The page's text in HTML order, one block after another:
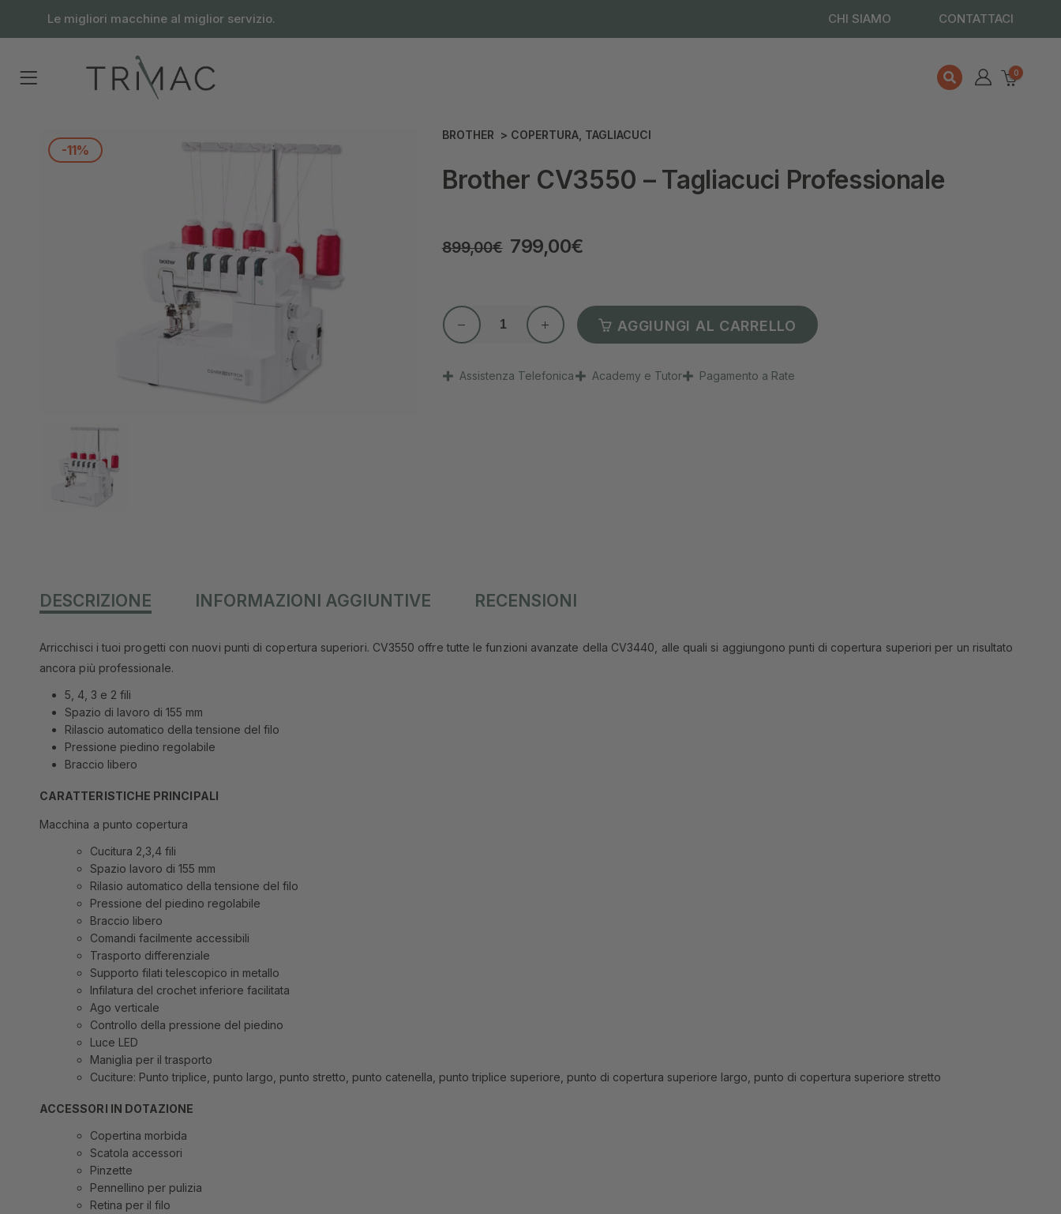
Le migliori macchine al miglior servizio. CHI SIAMO CONTATTACI
0
-11%
BROTHER > COPERTURA, TAGLIACUCI
Brother CV3550 – Tagliacuci Professionale
899,00€ 799,00€
AGGIUNGI AL CARRELLO
Assistenza Telefonica Academy e Tutor Pagamento a Rate
DESCRIZIONE INFORMAZIONI AGGIUNTIVE RECENSIONI
Arricchisci i tuoi progetti con nuovi punti di copertura superiori. CV3550 offre tutte le funzioni avanzate della CV3440, alle quali si aggiungono punti di copertura superiori per un risultato
ancora più professionale.
5, 4, 3 e 2 fili
Spazio di lavoro di 155 mm
Rilascio automatico della tensione del filo
Pressione piedino regolabile
Braccio libero
CARATTERISTICHE PRINCIPALI
Macchina a punto copertura
Cucitura 2,3,4 fili
Spazio lavoro di 155 mm
Rilasio automatico della tensione del filo
Pressione del piedino regolabile
Braccio libero
Comandi facilmente accessibili
Trasporto differenziale
Supporto filati telescopico in metallo
Infilatura del crochet inferiore facilitata
Ago verticale
Controllo della pressione del piedino
Luce LED
Maniglia per il trasporto
Cuciture: Punto triplice, punto largo, punto stretto, punto catenella, punto triplice superiore, punto di copertura superiore largo, punto di copertura superiore stretto
ACCESSORI IN DOTAZIONE
Copertina morbida
Scatola accessori
Pinzette
Pennellino per pulizia
Retina per il filo